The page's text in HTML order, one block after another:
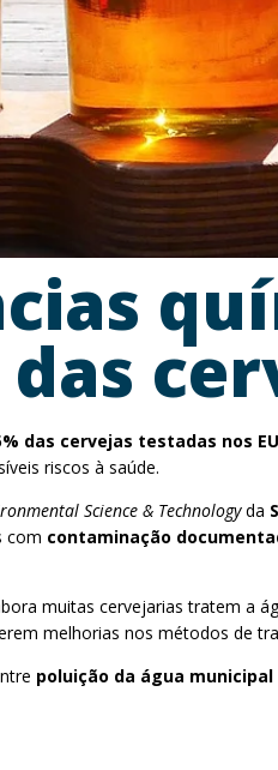
das cervejas testadas nos
riscos à saúde.
Science & Technologyda
com contaminação
muitas cervejarias tratem a
melhorias nos métodos de
poluição da água